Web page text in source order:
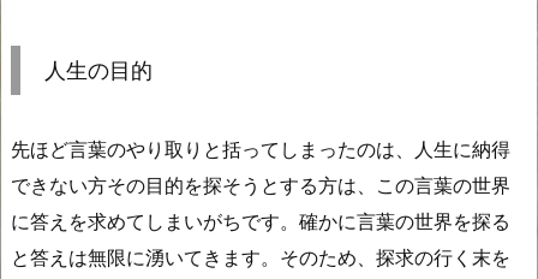
人生の目的
先ほど言葉のやり取りと括ってしまったのは、人生に納得
できない方その目的を探そうとする方は、この言葉の世界
に答えを求めてしまいがちです。確かに言葉の世界を探る
と答えは無限に湧いてきます。そのため、探求の行く末を